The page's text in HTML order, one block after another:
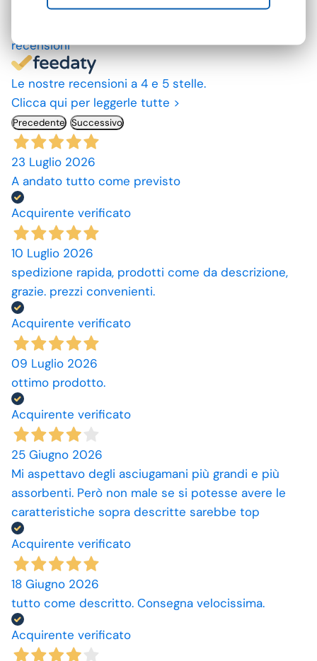
recensioni
Le nostre recensioni a 4 e 5 stelle.
Clicca qui per leggerle tutte >
Precedente Successivo
23 Luglio 2026
A andato tutto come previsto
Acquirente verificato
10 Luglio 2026
spedizione rapida, prodotti come da descrizione,
grazie. prezzi convenienti.
Acquirente verificato
09 Luglio 2026
ottimo prodotto.
Acquirente verificato
25 Giugno 2026
Mi aspettavo degli asciugamani più grandi e più
assorbenti. Però non male se si potesse avere le
caratteristiche sopra descritte sarebbe top
Acquirente verificato
18 Giugno 2026
tutto come descritto. Consegna velocissima.
Acquirente verificato